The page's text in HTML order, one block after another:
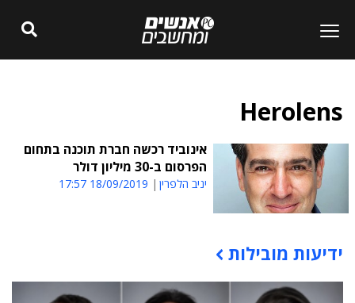
Herolens
אינוביד רכשה חברת תוכנה בתחום
הפרסום ב-30 מיליון דולר
יניב הלפרין 18/09/2019 17:57
תוכן פרסומי
ידיעות מובילות